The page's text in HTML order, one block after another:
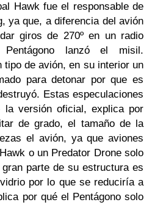
Hawk fue el responsable de
ya que, a diferencia del avión
giros de 270º en un radio
lanzó el misil.
tipo de avión, en su interior un
para detonar por que es
Estas especulaciones
la versión oficial, explica por
de grado, el tamaño de la
el avión, ya que aviones
o un Predator Drone solo
parte de su estructura es
por lo que se reduciría a
por qué el Pentágono solo